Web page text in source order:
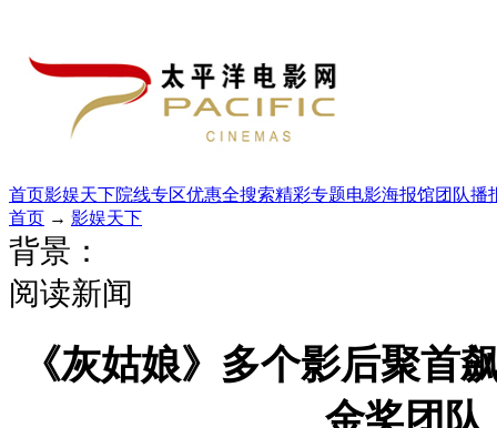
首页影娱天下院线专区优惠全搜索精彩专题电影海报馆团队播
首页 → 影娱天下
背景：
阅读新闻
《灰姑娘》多个影后聚首